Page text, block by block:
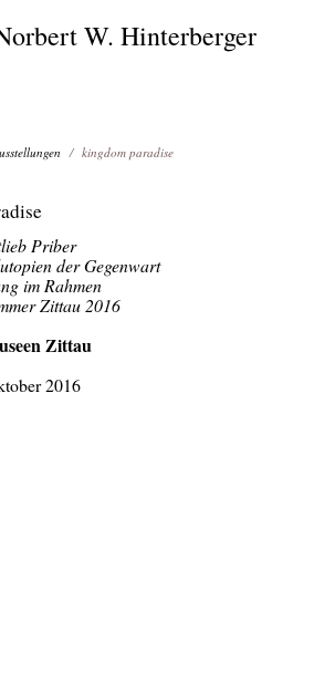
W. Hinterberger
kingdom paradise
Priber
der Gegenwart
im Rahmen
Zittau 2016
Zittau
2016